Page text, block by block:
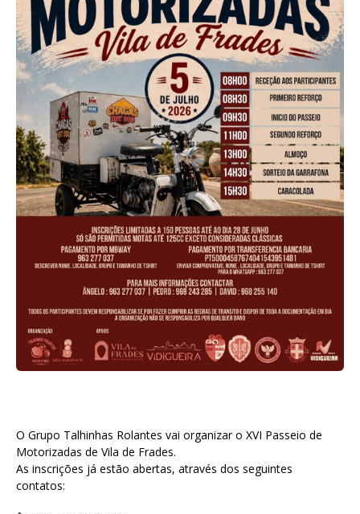
O Grupo Talhinhas Rolantes vai organizar o XVI Passeio de
Motorizadas de Vila de Frades.
As inscrições já estão abertas, através dos seguintes
contatos: